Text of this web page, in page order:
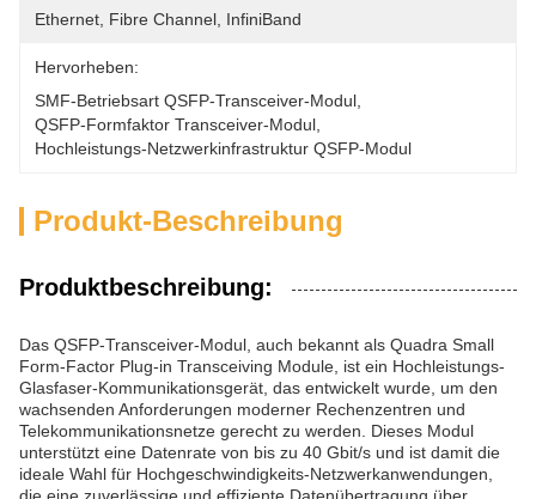
Ethernet, Fibre Channel, InfiniBand
Hervorheben:
SMF-Betriebsart QSFP-Transceiver-Modul
QSFP-Formfaktor Transceiver-Modul
Hochleistungs-Netzwerkinfrastruktur QSFP-Modul
Produkt-Beschreibung
Produktbeschreibung:
Das QSFP-Transceiver-Modul, auch bekannt als Quadra Small
Form-Factor Plug-in Transceiving Module, ist ein Hochleistungs-
Glasfaser-Kommunikationsgerät, das entwickelt wurde, um den
wachsenden Anforderungen moderner Rechenzentren und
Telekommunikationsnetze gerecht zu werden. Dieses Modul
unterstützt eine Datenrate von bis zu 40 Gbit/s und ist damit die
ideale Wahl für Hochgeschwindigkeits-Netzwerkanwendungen,